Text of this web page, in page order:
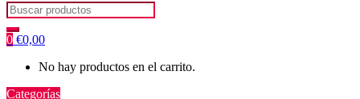
Search
for:
0 €0,00
No hay productos en el carrito.
Categorías